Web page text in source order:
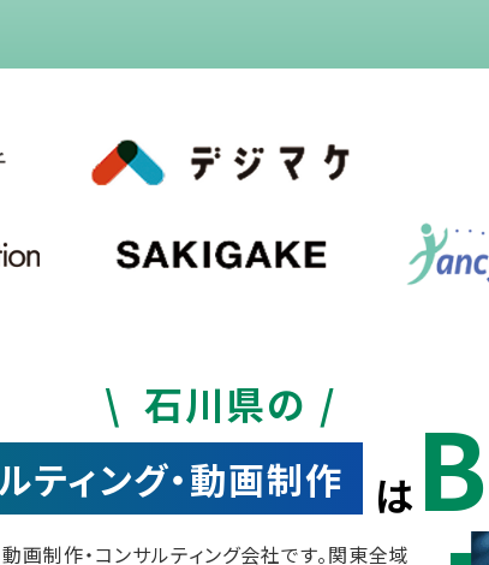
石川県の
ィング・動画制作 は
制作・コンサルティング会社です。関東全域